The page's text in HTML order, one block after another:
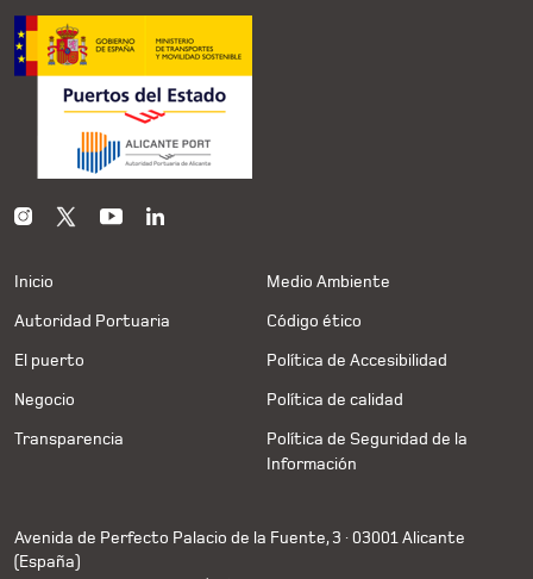
Inicio
Autoridad Portuaria
El puerto
Negocio
Transparencia
Medio Ambiente
Código ético
Política de Accesibilidad
Política de calidad
Política de Seguridad de la
Información
Avenida de Perfecto Palacio de la Fuente, 3 · 03001 Alicante
(España)